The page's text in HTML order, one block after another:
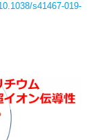
s41467-019-